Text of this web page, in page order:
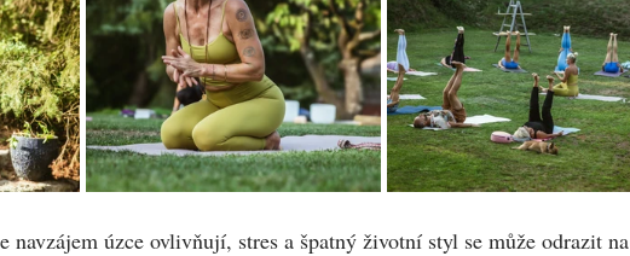
navzájem úzce ovlivňují, stres a špatný životní styl se může odrazit na